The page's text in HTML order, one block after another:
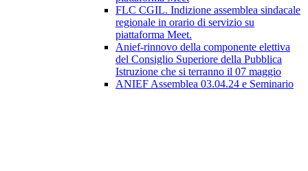
FLC CGIL. Indizione assemblea sindacale
regionale in orario di servizio su
piattaforma Meet.
Anief-rinnovo della componente elettiva
del Consiglio Superiore della Pubblica
Istruzione che si terranno il 07 maggio
ANIEF Assemblea 03.04.24 e Seminario